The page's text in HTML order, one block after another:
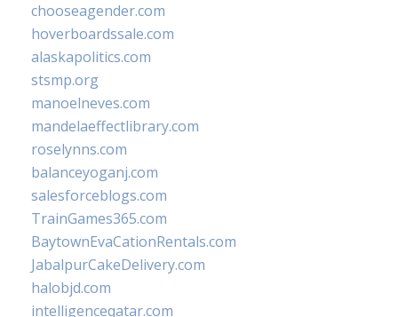
chooseagender.com
hoverboardssale.com
alaskapolitics.com
stsmp.org
manoelneves.com
mandelaeffectlibrary.com
roselynns.com
balanceyoganj.com
salesforceblogs.com
TrainGames365.com
BaytownEvaCationRentals.com
JabalpurCakeDelivery.com
halobjd.com
intelligenceqatar.com